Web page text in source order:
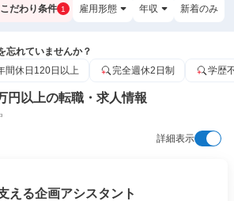
こだわり条件 1 雇用形態 年収 新着のみ
忘れていませんか？
間休日120日以上 完全週休2日制 学歴
円以上の転職・求人情報
詳細表示
える企画アシスタント